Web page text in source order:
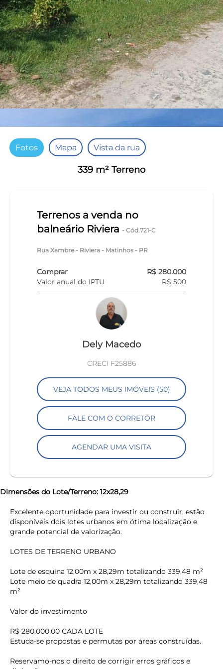
Fotos Mapa Vista da rua
339 m² Terreno
Terrenos a venda no
balneário Riviera- Cód.721-C
Rua Xambre - Riviera - Matinhos - PR
Comprar
R$ 280.000
Valor anual do IPTU
R$ 500
Dely Macedo
CRECI F25886
VEJA TODOS MEUS IMÓVEIS (50)
FALE COM O CORRETOR
AGENDAR UMA VISITA
keyboard_backspace
Dimensões do Lote/Terreno: 12x28,29
Excelente oportunidade para investir ou construir, estão
disponíveis dois lotes urbanos em ótima localização e
grande potencial de valorização.
LOTES DE TERRENO URBANO
Lote de esquina 12,00m x 28,29m totalizando 339,48 m²
Lote meio de quadra 12,00m x 28,29m totalizando 339,48
m²
Valor do investimento
R$ 280.000,00 CADA LOTE
Estuda-se propostas e permutas por áreas construídas.
Reservamo-nos o direito de corrigir erros gráficos e